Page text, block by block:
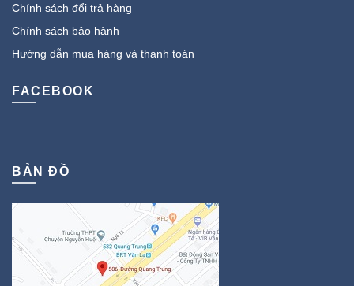
Chính sách đổi trả hàng
Chính sách bảo hành
Hướng dẫn mua hàng và thanh toán
FACEBOOK
BẢN ĐỒ